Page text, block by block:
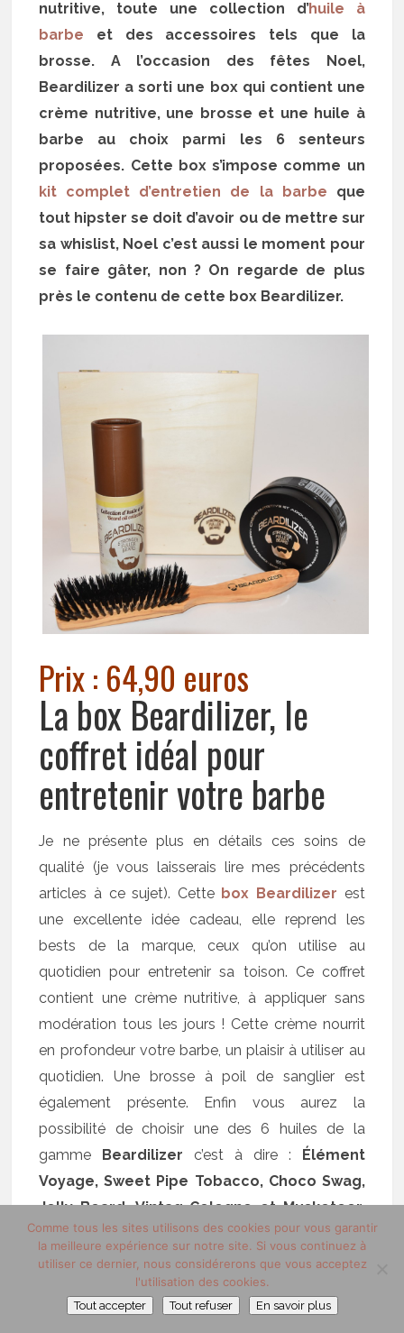
nutritive, toute une collection d’huile à
barbe et des accessoires tels que la
brosse. A l’occasion des fêtes Noel,
Beardilizer a sorti une box qui contient une
crème nutritive, une brosse et une huile à
barbe au choix parmi les 6 senteurs
proposées. Cette box s’impose comme un
kit complet d’entretien de la barbe que
tout hipster se doit d’avoir ou de mettre sur
sa whislist, Noel c’est aussi le moment pour
se faire gâter, non ? On regarde de plus
près le contenu de cette box Beardilizer.
Prix : 64,90 euros
La box Beardilizer, le
coffret idéal pour
entretenir votre barbe
Je ne présente plus en détails ces soins de
qualité (je vous laisserais lire mes précédents
articles à ce sujet). Cette box Beardilizer est
une excellente idée cadeau, elle reprend les
bests de la marque, ceux qu’on utilise au
quotidien pour entretenir sa toison. Ce coffret
contient une crème nutritive, à appliquer sans
modération tous les jours ! Cette crème nourrit
en profondeur votre barbe, un plaisir à utiliser au
quotidien. Une brosse à poil de sanglier est
également présente. Enfin vous aurez la
possibilité de choisir une des 6 huiles de la
gamme Beardilizer c’est à dire : Élément
Voyage, Sweet Pipe Tobacco, Choco Swag,
Jelly Beard, Vintag Cologne et Musketeer.
Le choix de l’huile ne va pas être si évident que
ça car les fragrances ont toutes leur charme :
gourmand, fun ou élégant à vous de voir ce que
vous souhaitez pour votre barbe. A noter que le
Comme tous les sites utilisons des cookies pour vous garantir
la meilleure expérience sur notre site. Si vous continuez à
utiliser ce dernier, nous considérerons que vous acceptez
l'utilisation des cookies.
Tout accepter Tout refuser En savoir plus